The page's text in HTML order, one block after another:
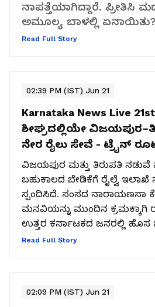
ನಾಪತ್ತೆಯಾಗಿದ್ದಾರೆ. ಪ್ರೀತಿಸಿ
ಅಮೂಲ್ಯ ಬಾಳಲ್ಲಿ ಏನಾಯಿತು?
Read Full Story
02:39 PM (IST) Jun 21
Karnataka News Live
ಶೀಘ್ರದಲ್ಲಿಯೇ
ನೇರ ರೈಲು ಸೇವೆ - ಟ್ರೈನ್
ವಿಜಯಪುರ ಮತ್ತು ತಿರುಪತಿ ನಡುವೆ
ಬಹುಕಾಲದ ಬೇಡಿಕೆಗೆ ರೈಲ್ವೆ ಇಲಾಖೆ
ಸ್ಪಂದಿಸಿದೆ. ಸಂಸದ ನಾರಾಯಣಸಾ
ಮನವಿಯನ್ನು ಮುಂದಿನ ಕ್ರಮಕ್ಕಾಗಿ
ಉತ್ತರ ಕರ್ನಾಟಕದ ಜನರಲ್ಲಿ
Read Full Story
02:09 PM (IST) Jun 21